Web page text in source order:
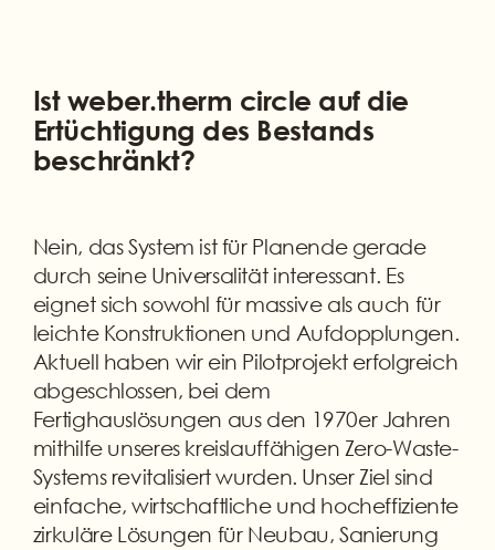
Ist weber.therm circle auf die
Ertüchtigung des Bestands
beschränkt?
Nein, das System ist für Planende gerade
durch seine Universalität interessant. Es
eignet sich sowohl für massive als auch für
leichte Konstruktionen und Aufdopplungen.
Aktuell haben wir ein Pilotprojekt erfolgreich
abgeschlossen, bei dem
Fertighauslösungen aus den 1970er Jahren
mithilfe unseres kreislauffähigen Zero-Waste-
Systems revitalisiert wurden. Unser Ziel sind
einfache, wirtschaftliche und hocheffiziente
zirkuläre Lösungen für Neubau, Sanierung